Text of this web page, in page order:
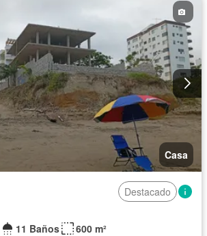
Casa
Destacado
11 Baños
600 m²